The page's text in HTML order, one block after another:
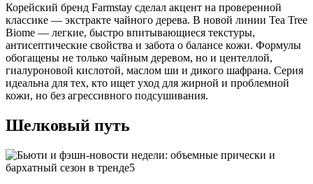
Корейский бренд Farmstay сделал акцент на проверенной
классике — экстракте чайного дерева. В новой линии Tea Tree
Biome — легкие, быстро впитывающиеся текстуры,
антисептические свойства и забота о балансе кожи. Формулы
обогащены не только чайным деревом, но и центеллой,
гиалуроновой кислотой, маслом ши и дикого шафрана. Серия
идеальна для тех, кто ищет уход для жирной и проблемной
кожи, но без агрессивного подсушивания.
Шелковый путь